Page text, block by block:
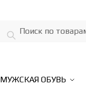
Искать:
Поиск
МУЖСКАЯ ОБУВЬ